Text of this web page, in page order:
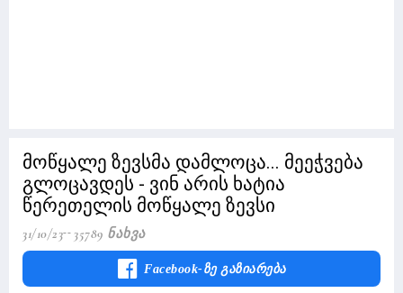
მოწყალე ზევსმა დამლოცა... მეეჭვება
გლოცავდეს - ვინ არის ხატია
წერეთელის მოწყალე ზევსი
31/10/23 35789 Ნახვა
Facebook-Ზე Გაზიარება